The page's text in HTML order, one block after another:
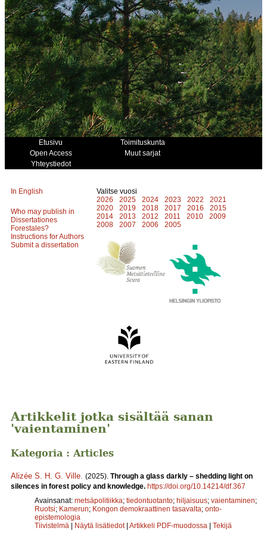
Etusivu
Toimituskunta
Open Access
Muut sarjat
Yhteystiedot
In English
Who may publish in
Dissertationes
Forestales?
Instructions for Authors
Submit a dissertation
Valitse vuosi
2026
2025 2024 2023 2022
2021
2020
2019 2018 2017 2016
2015
2014
2013 2012 2011 2010
2009
2008
2007 2006 2005
Artikkelit jotka sisältää sanan
'vaientaminen'
Kategoria : Articles
Alizée S. H. G. Ville (2025). Through a glass darkly – shedding light on
silences in forest policy and knowledge. https://doi.org/10.14214/df.367
Avainsanat: metsäpolitiikka; tiedontuotanto; hiljaisuus; vaientaminen;
Ruotsi; Kamerun; Kongon demokraattinen tasavalta; onto-
epistemologia
Tiivistelmä | Näytä lisätiedot | Artikkeli PDF-muodossa | Tekijä